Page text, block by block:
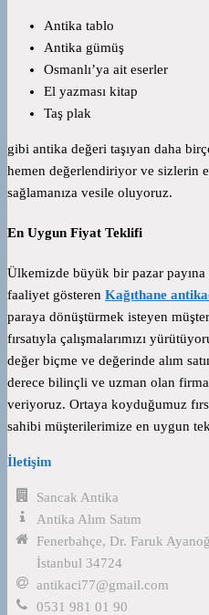
Antika tablo
Antika gümüş
Osmanlı’ya ait eserler
El yazması kitap
Taş plak
gibi antika değeri taşıyan daha
hemen değerlendiriyor ve sizlerin
sağlamanıza vesile oluyoruz.
En Uygun Fiyat Teklifi
Ülkemizde büyük bir pazar
faaliyet gösteren Kağıthane
paraya dönüştürmek isteyen
fırsatıyla çalışmalarımızı
değer biçme ve değerinde alım
derece bilinçli ve uzman olan
veriyoruz. Ortaya koyduğumuz
sahibi müşterilerimize en uygun
İletişim
Sancak Antika
Antika Alım Satım
Fenerbahçe, Dr. Faruk
İstanbul 34724
antikaci77@gmail.com
0531 981 01 90